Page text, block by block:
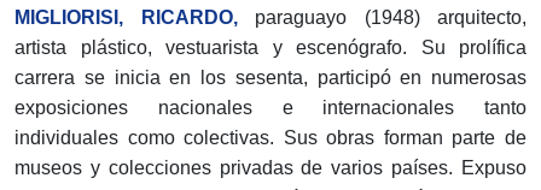
MIGLIORISI, RICARDO,paraguayo (1948) arquitecto,
artista plástico, vestuarista y escenógrafo. Su prolífica
carrera se inicia en los sesenta, participó en numerosas
exposiciones nacionales e internacionales tanto
individuales como colectivas. Sus obras forman parte de
museos y colecciones privadas de varios países. Expuso